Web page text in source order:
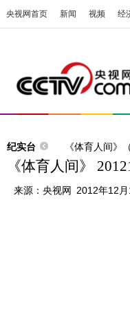
央视网首页 新闻 视频 经
纪实台 《体育人间》
《体育人间》
来源： 央视网 2012年12